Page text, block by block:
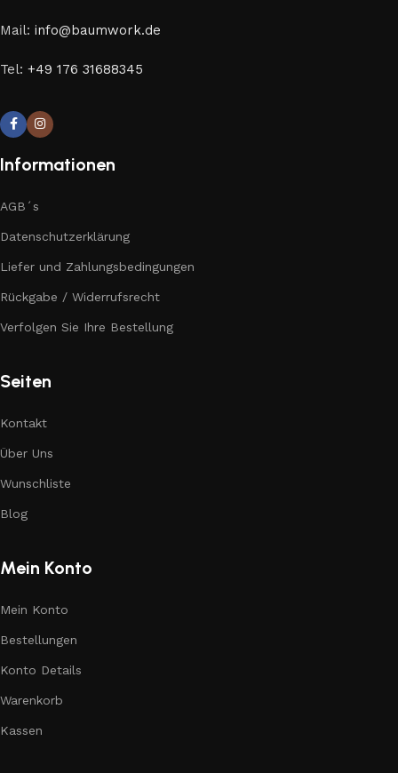
Mail: info@baumwork.de
Tel: +49 176 31688345
Informationen
AGB´s
Datenschutzerklärung
Liefer und Zahlungsbedingungen
Rückgabe / Widerrufsrecht
Verfolgen Sie Ihre Bestellung
Seiten
Kontakt
Über Uns
Wunschliste
Blog
Mein Konto
Mein Konto
Bestellungen
Konto Details
Warenkorb
Kassen